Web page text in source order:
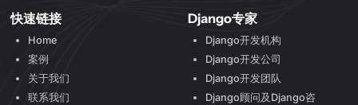
快速链接
Home
案例
关于我们
联系我们
Django专家
Django开发机构
Django开发公司
Django开发团队
Django顾问及Django咨